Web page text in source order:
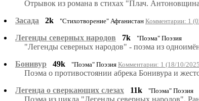
Отрывок из романа в стихах "Плач.
Засада
2k "Стихотворение" Афганистан Комментарии: 1
Легенды северных народов 7k "Поэма" Поэзия
"Легенды северных народов" - поэма из
Бонивур
49k "Поэма" Поэзия Комментарии: 1 (18/10/
Поэма о противостоянии абрека Бонивура и
Легенда о сверкающих слезах
11k "Поэма" Поэзия
Поэма из цикла "Легенды северных народов".